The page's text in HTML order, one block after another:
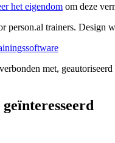
het eigendom om deze
trainers. Design
met,